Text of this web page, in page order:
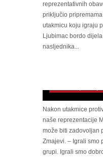
reprezentativnih
priključio
utakmicu koju igraju
Ljubimac bordo
nasljednika...
Miralem Pjanić:
Nakon utakmice
naše reprezentacije
može biti zadovoljan
Zmajevi. – Igrali smo
grupi. Igrali smo